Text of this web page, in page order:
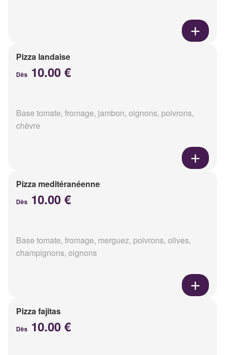
Pizza landaise
Dès 10.00 €
Base tomate, fromage, jambon, oignons, poivrons,
chèvre
Pizza meditéranéenne
Dès 10.00 €
Base tomate, fromage, merguez, poivrons, olives,
champignons, oignons
Pizza fajitas
Dès 10.00 €